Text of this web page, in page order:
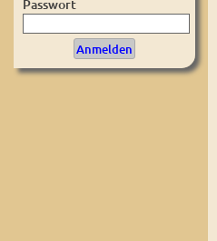
Passwort